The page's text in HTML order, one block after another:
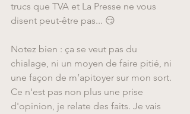
trucs que TVA et La Presse ne vous
disent peut-être pas... 😏
Notez bien : ça se veut pas du
chialage, ni un moyen de faire pitié, ni
une façon de m’apitoyer sur mon sort.
Ce n'est pas non plus une prise
d'opinion, je relate des faits. Je vais